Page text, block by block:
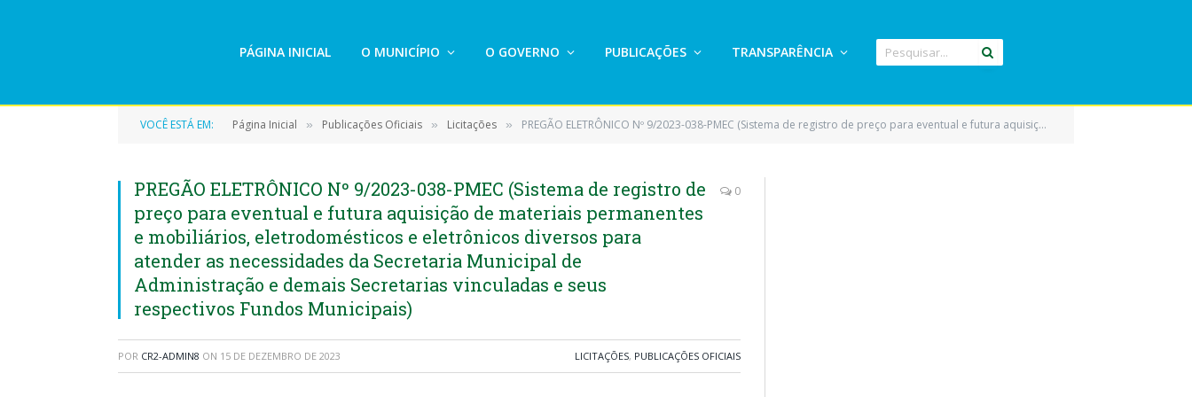
PÁGINA INICIAL O MUNICÍPIO O GOVERNO PUBLICAÇÕES TRANSPARÊNCIA
VOCÊ ESTÁ EM: Página Inicial » Publicações Oficiais » Licitações » PREGÃO ELETRÔNICO Nº 9/2023-038-PMEC (Sistema de registro de preço para eventual e futura aquisição de materiais permanentes e mobiliários, eletrodomésticos e eletrônicos diversos para atender as necessidades da Secretaria Municipal de Administração e demais Secretarias vinculadas e seus respectivos Fundos Municipais)
PREGÃO ELETRÔNICO Nº 9/2023-038-PMEC (Sistema de registro de
preço para eventual e futura aquisição de materiais permanentes
e mobiliários, eletrodomésticos e eletrônicos diversos para
atender as necessidades da Secretaria Municipal de
Administração e demais Secretarias vinculadas e seus
respectivos Fundos Municipais)
0
POR CR2-ADMIN8 ON 15 DE DEZEMBRO DE 2023 LICITAÇÕES, PUBLICAÇÕES OFICIAIS